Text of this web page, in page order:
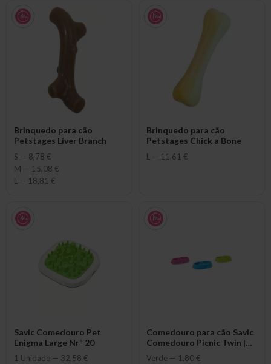
Brinquedo para cão
Petstages Liver Branch
S — 8,78 €
M — 15,08 €
L — 18,81 €
Brinquedo para cão
Petstages Chick a Bone
L — 11,61 €
Savic Comedouro Pet
Enigma Large Nrº 20
1 Unidade — 32,58 €
Comedouro para cão Savic
Comedouro Picnic Twin |
0,4L
Verde — 1,80 €